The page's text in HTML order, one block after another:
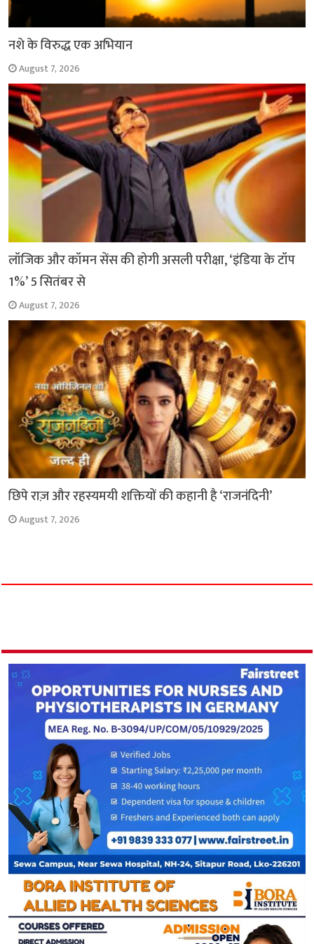
नशे के विरुद्ध एक अभियान
August 7, 2026
लॉजिक और कॉमन सेंस की होगी असली परीक्षा, ‘इंडिया के टॉप
1%’ 5 सितंबर से
August 7, 2026
छिपे राज़ और रहस्यमयी शक्तियों की कहानी है ‘राजनंदिनी’
August 7, 2026